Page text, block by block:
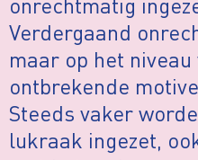
Verdergaand
maar op het
ontbrekende
Steeds vaker
lukraak ingezet,